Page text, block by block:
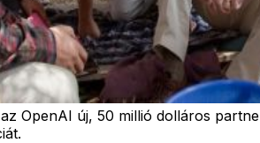
OpenAI új, 50 millió dolláros